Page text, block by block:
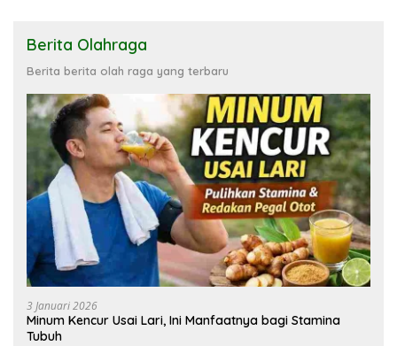
Berita Olahraga
Berita berita olah raga yang terbaru
3 Januari 2026
Minum Kencur Usai Lari, Ini Manfaatnya bagi Stamina
Tubuh